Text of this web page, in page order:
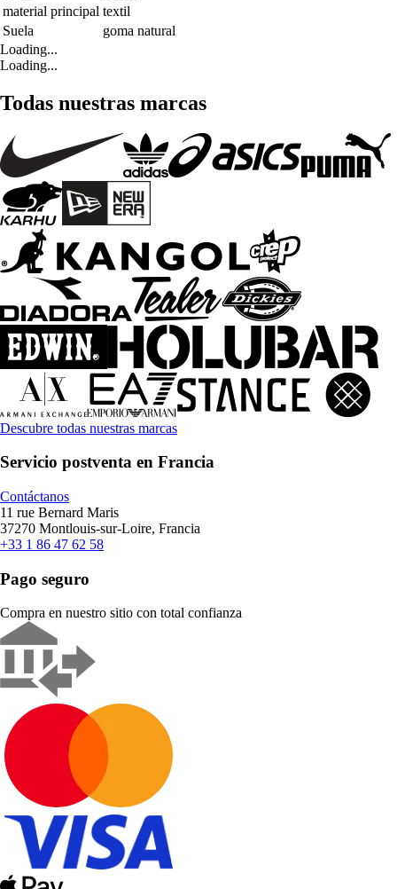
material principal textil
Suela
goma natural
Loading...
Loading...
Todas nuestras marcas
Descubre todas nuestras marcas
Servicio postventa en Francia
Contáctanos
11 rue Bernard Maris
37270 Montlouis-sur-Loire, Francia
+33 1 86 47 62 58
Pago seguro
Compra en nuestro sitio con total confianza